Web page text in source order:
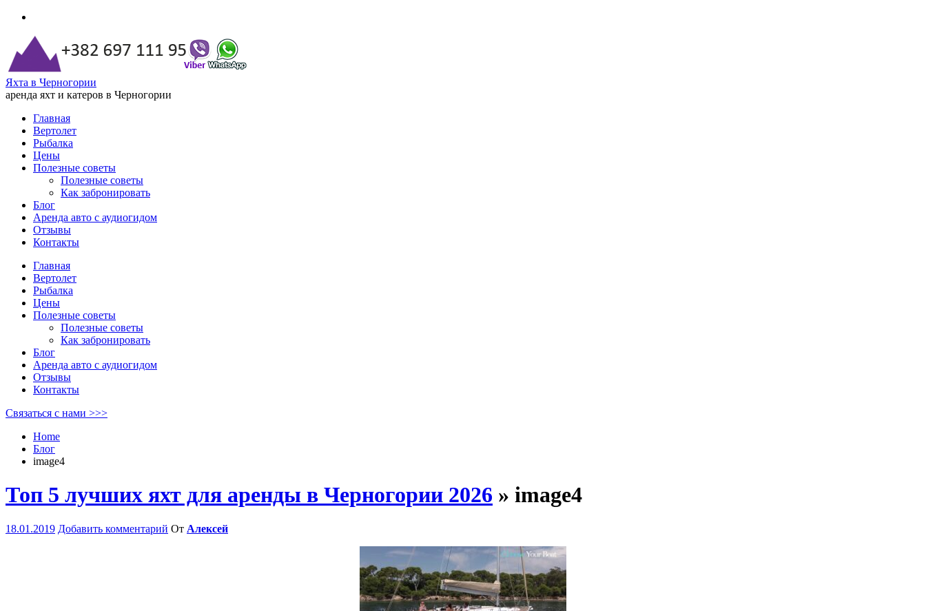
Яхта в Черногории
аренда яхт и катеров в Черногории
Главная
Вертолет
Рыбалка
Цены
Полезные советы
Полезные советы
Как забронировать
Блог
Аренда авто с аудиогидом
Отзывы
Контакты
Главная
Вертолет
Рыбалка
Цены
Полезные советы
Полезные советы
Как забронировать
Блог
Аренда авто с аудиогидом
Отзывы
Контакты
Связаться с нами >>>
Home
Блог
image4
Топ 5 лучших яхт для аренды в Черногории 2026 » image4
18.01.2019 Добавить комментарий От Алексей